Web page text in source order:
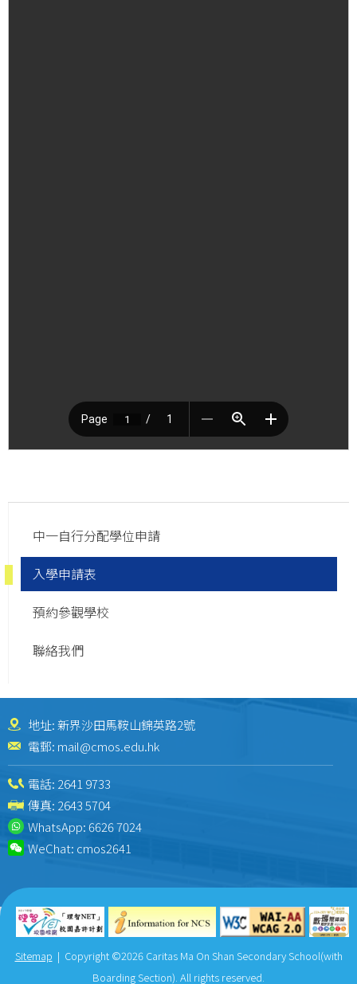
navigation
中一自行分配學位申請
入學申請表
預約參觀學校
聯絡我們
地址: 新界沙田馬鞍山錦英路2號
電郵: mail@cmos.edu.hk
電話: 2641 9733
傳真: 2643 5704
WhatsApp:6626 7024
WeChat: cmos2641
Sitemap | Copyright ©2026 Caritas Ma On Shan Secondary School(with
Boarding Section). All rights reserved.